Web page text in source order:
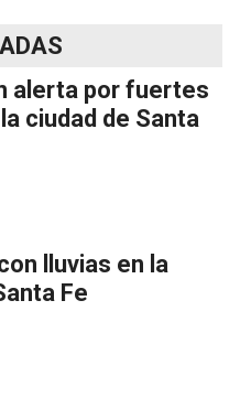
alerta por fuertes
ciudad de Santa
lluvias en la
Fe